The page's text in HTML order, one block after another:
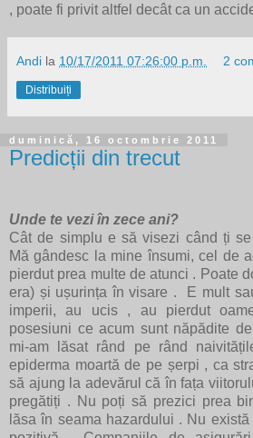
, poate fi privit altfel decât ca un
Andi la 10/17/2011 07:26:00 p.m. 2
Distribuiți
duminică, 16 octombrie 2011
Predicții din trecut
Unde te vezi în zece ani?
Cât de simplu e să visezi când ți
Mă gândesc la mine însumi, cel de
pierdut prea multe de atunci . Poate
era) și ușurința în visare . E mult
imperii, au ucis , au pierdut
posesiuni ce acum sunt năpădite
mi-am lăsat rând pe rând
epiderma moartă de pe șerpi , ca
să ajung la adevărul că în fața
pregătiți . Nu poți să prezici prea
lăsa în seama hazardului . Nu